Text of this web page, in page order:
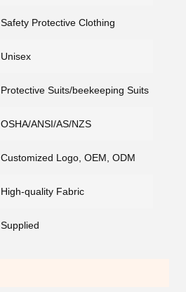
Safety Protective Clothing
Unisex
Protective Suits/beekeeping Suits
OSHA/ANSI/AS/NZS
Customized Logo, OEM, ODM
High-quality Fabric
Supplied